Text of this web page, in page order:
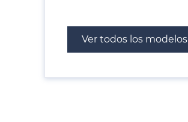
Ver todos los modelos